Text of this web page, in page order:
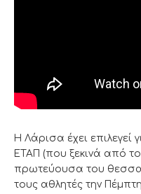
Η Λάρισα έχει επιλεγεί
ΕΤΑΠ (που ξεκινά από
πρωτεύουσα του
τους αθλητές την